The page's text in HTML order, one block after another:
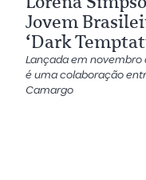
Jovem
‘Dark
Lançada em novembro
é uma colaboração
Camargo